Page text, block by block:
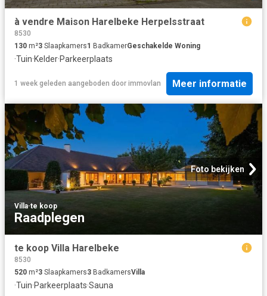
à vendre Maison Harelbeke Herpelsstraat
8530
130 m²3 Slaapkamers1 BadkamerGeschakelde Woning
·Tuin·Kelder·Parkeerplaats
1 week geleden aangeboden door immovlan Meer informatie
Foto bekijken
Villa·te koop
Raadplegen
te koop Villa Harelbeke
8530
520 m²3 Slaapkamers3 BadkamersVilla
·Tuin·Parkeerplaats·Sauna